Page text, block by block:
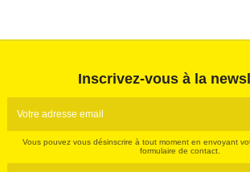
Inscrivez-vous à la
Vous pouvez vous désinscrire à tout moment en envoyant
formulaire de contact.